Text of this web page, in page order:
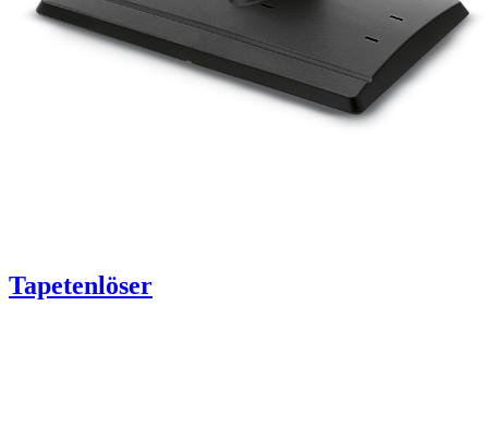
Tapetenlöser